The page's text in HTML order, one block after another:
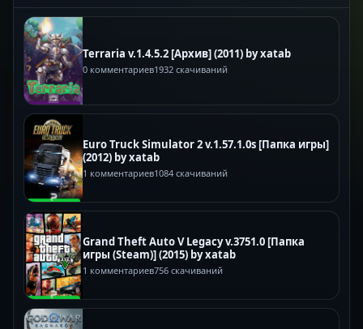
Terraria v.1.4.5.2 [Архив] (2011) by xatab
0 комментариев1932 скачиваний
Euro Truck Simulator 2 v.1.57.1.0s [Папка игры]
(2012) by xatab
1 комментариев1084 скачиваний
Grand Theft Auto V Legacy v.3751.0 [Папка
игры (Steam)] (2015) by xatab
1 комментариев756 скачиваний